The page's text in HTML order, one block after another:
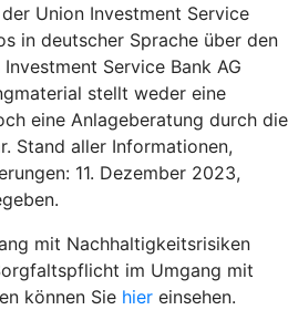
Union Investment Service
in deutscher Sprache über den
Service Bank AG
stellt weder eine
eine Anlageberatung durch die
Stand aller Informationen,
11. Dezember 2023,
mit Nachhaltigkeitsrisiken
im Umgang mit
können Sie hier einsehen.